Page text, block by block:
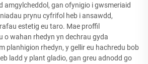
amgylcheddol, gan ofynigio i gwsmeriaid
prynu cyfrifol heb i ansawdd,
estetig eu taro. Mae proffil
o wahan rhedyn yn dechrau gyda
planhigion rhedyn, y gellir eu hachredu bob
ladd y plant gladio, gan greu adnodd go